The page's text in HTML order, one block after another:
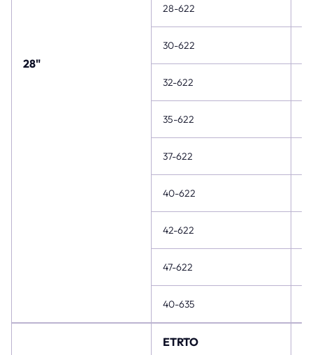
28"
28-622
30-622
32-622
35-622
37-622
40-622
42-622
47-622
40-635
ETRTO